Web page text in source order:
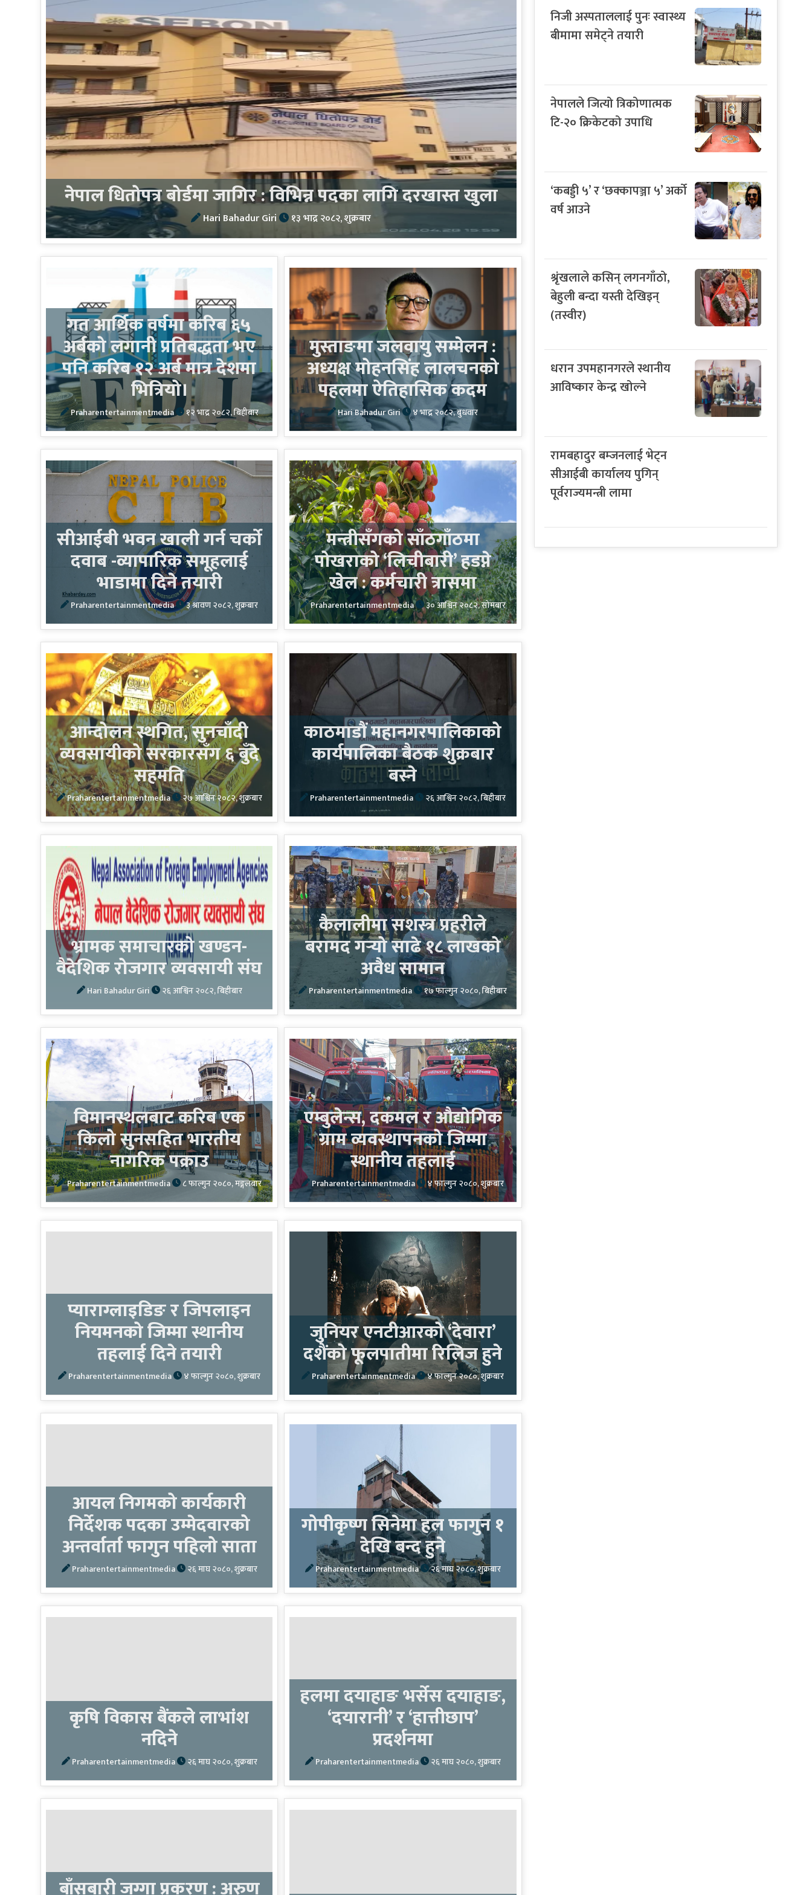
नेपाल धितोपत्र बोर्डमा जागिर : विभिन्न पदका लागि दरखास्त खुला
Hari Bahadur Giri १३ भाद्र २०८२, शुक्रबार
गत आर्थिक वर्षमा करिब ६५
अर्बको लगानी प्रतिबद्धता भए
पनि करिब १२ अर्ब मात्र देशमा
भित्रियो।
Praharentertainmentmedia १२ भाद्र २०८२, बिहीबार
मुस्ताङमा जलवायु सम्मेलन :
अध्यक्ष मोहनसिंह लालचनको
पहलमा ऐतिहासिक कदम
Hari Bahadur Giri ४ भाद्र २०८२, बुधवार
सीआईबी भवन खाली गर्न चर्को
दवाब -व्यापारिक समूहलाई
भाडामा दिने तयारी
Praharentertainmentmedia ३ श्रावण २०८२, शुक्रबार
मन्त्रीसँगको साँठगाँठमा
पोखराको ‘लिचीबारी’ हडप्ने
खेल : कर्मचारी त्रासमा
Praharentertainmentmedia ३० आश्विन २०८२, सोमबार
आन्दोलन स्थगित, सुनचाँदी
व्यवसायीको सरकारसँग ६ बुँदे
सहमति
Praharentertainmentmedia २७ आश्विन २०८२, शुक्रबार
काठमाडौं महानगरपालिकाको
कार्यपालिका बैठक शुक्रबार
बस्ने
Praharentertainmentmedia २६ आश्विन २०८२, बिहीबार
भ्रामक समाचारको खण्डन-
वैदेशिक रोजगार व्यवसायी संघ
Hari Bahadur Giri २६ आश्विन २०८२, बिहीबार
कैलालीमा सशस्त्र प्रहरीले
बरामद गर्‍यो साढे १८ लाखको
अवैध सामान
Praharentertainmentmedia १७ फाल्गुन २०८०, बिहीबार
विमानस्थलबाट करिब एक
किलो सुनसहित भारतीय
नागरिक पक्राउ
Praharentertainmentmedia ८ फाल्गुन २०८०, मङ्गलबार
एम्बुलेन्स, दकमल र औद्योगिक
ग्राम व्यवस्थापनको जिम्मा
स्थानीय तहलाई
Praharentertainmentmedia ४ फाल्गुन २०८०, शुक्रबार
प्याराग्लाइडिङ र जिपलाइन
नियमनको जिम्मा स्थानीय
तहलाई दिने तयारी
Praharentertainmentmedia ४ फाल्गुन २०८०, शुक्रबार
जुनियर एनटीआरको ‘देवारा’
दशैंको फूलपातीमा रिलिज हुने
Praharentertainmentmedia ४ फाल्गुन २०८०, शुक्रबार
आयल निगमको कार्यकारी
निर्देशक पदका उम्मेदवारको
अन्तर्वार्ता फागुन पहिलो साता
Praharentertainmentmedia २६ माघ २०८०, शुक्रबार
गोपीकृष्ण सिनेमा हल फागुन १
देखि बन्द हुने
Praharentertainmentmedia २६ माघ २०८०, शुक्रबार
कृषि विकास बैंकले लाभांश
नदिने
Praharentertainmentmedia २६ माघ २०८०, शुक्रबार
हलमा दयाहाङ भर्सेस दयाहाङ,
‘दयारानी’ र ‘हात्तीछाप’
प्रदर्शनमा
Praharentertainmentmedia २६ माघ २०८०, शुक्रबार
बाँसबारी जग्गा प्रकरण : अरुण
निजी अस्पताललाई पुनः स्वास्थ्य
बीमामा समेट्ने तयारी
नेपालले जित्यो त्रिकोणात्मक
टि-२० क्रिकेटको उपाधि
‘कबड्डी ५’ र ‘छक्कापञ्जा ५’ अर्को
वर्ष आउने
श्रृंखलाले कसिन् लगनगाँठो,
बेहुली बन्दा यस्ती देखिइन्
(तस्वीर)
धरान उपमहानगरले स्थानीय
आविष्कार केन्द्र खोल्ने
रामबहादुर बम्जनलाई भेट्न
सीआईबी कार्यालय पुगिन्
पूर्वराज्यमन्त्री लामा